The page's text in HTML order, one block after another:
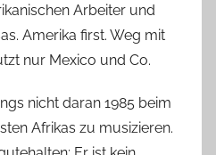
Arbeiter und
Amerika first. Weg mit
nur Mexico und Co.
nicht daran 1985 beim
Afrikas zu musizieren.